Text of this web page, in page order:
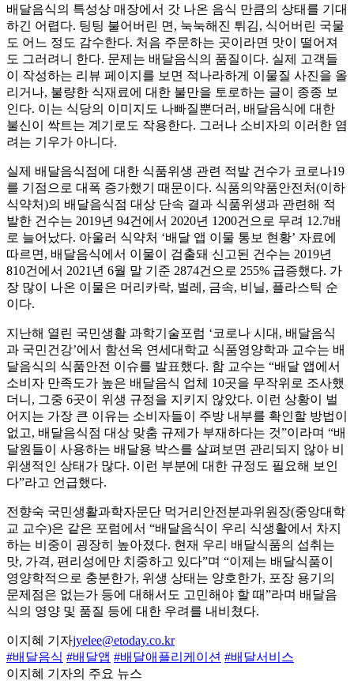
배달음식의 특성상 매장에서 갓 나온 음식 만큼의 상태를 기대
하긴 어렵다. 팅팅 불어버린 면, 눅눅해진 튀김, 식어버린 국물
도 어느 정도 감수한다. 처음 주문하는 곳이라면 맛이 떨어져
도 그러려니 한다. 문제는 배달음식의 품질이다. 실제 고객들
이 작성하는 리뷰 페이지를 보면 적나라하게 이물질 사진을 올
리거나, 불량한 식재료에 대한 불만을 토로하는 글이 종종 보
인다. 이는 식당의 이미지도 나빠질뿐더러, 배달음식에 대한
불신이 싹트는 계기로도 작용한다. 그러나 소비자의 이러한 염
려는 기우가 아니다.
실제 배달음식점에 대한 식품위생 관련 적발 건수가 코로나19
를 기점으로 대폭 증가했기 때문이다. 식품의약품안전처(이하
식약처)의 배달음식점 대상 단속 결과 식품위생과 관련해 적
발한 건수는 2019년 94건에서 2020년 1200건으로 무려 12.7배
로 늘어났다. 아울러 식약처 ‘배달 앱 이물 통보 현황’ 자료에
따르면, 배달음식에서 이물이 검출돼 신고된 건수는 2019년
810건에서 2021년 6월 말 기준 2874건으로 255% 급증했다. 가
장 많이 나온 이물은 머리카락, 벌레, 금속, 비닐, 플라스틱 순
이다.
지난해 열린 국민생활 과학기술포럼 ‘코로나 시대, 배달음식
과 국민건강’에서 함선옥 연세대학교 식품영양학과 교수는 배
달음식의 식품안전 이슈를 발표했다. 함 교수는 “배달 앱에서
소비자 만족도가 높은 배달음식 업체 10곳을 무작위로 조사했
더니, 그중 6곳이 위생 규정을 지키지 않았다. 이런 상황이 벌
어지는 가장 큰 이유는 소비자들이 주방 내부를 확인할 방법이
없고, 배달음식점 대상 맞춤 규제가 부재하다는 것”이라며 “배
달원들이 사용하는 배달용 박스를 살펴보면 관리되지 않아 비
위생적인 상태가 많다. 이런 부분에 대한 규정도 필요해 보인
다”라고 언급했다.
전향숙 국민생활과학자문단 먹거리안전분과위원장(중앙대학
교 교수)은 같은 포럼에서 “배달음식이 우리 식생활에서 차지
하는 비중이 굉장히 높아졌다. 현재 우리 배달식품의 섭취는
맛, 가격, 편리성에만 치중하고 있다”며 “이제는 배달식품이
영양학적으로 충분한가, 위생 상태는 양호한가, 포장 용기의
문제점은 없는가 등에 대해서도 고민해야 할 때”라며 배달음
식의 영양 및 품질 등에 대한 우려를 내비쳤다.
이지혜 기자jyelee@etoday.co.kr
#배달음식 #배달앱 #배달애플리케이션 #배달서비스
이지혜 기자의 주요 뉴스